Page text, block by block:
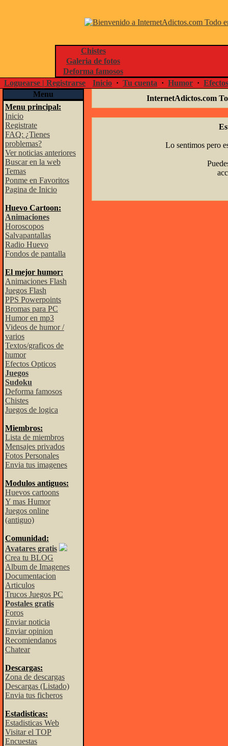
Chistes
Galeria de fotos
Deforma famosos
Loguearse | Registrarse
Inicio · Tu cuenta · Humor ·
Menu
Menu principal:
Inicio
Registrate
FAQ: ¿Tienes
problemas?
Ver noticias anteriores
Buscar en la web
Temas
Ponme en Favoritos
Pagina de Inicio
Huevo Cartoon:
Animaciones
Horoscopos
Salvapantallas
Radio Huevo
Fondos de pantalla
El mejor humor:
Animaciones Flash
Juegos Flash
PPS Powerpoints
Bromas para PC
Humor en mp3
Videos de humor /
varios
Textos/graficos de
humor
Efectos Opticos
Juegos
Sudoku
Deforma famosos
Chistes
Juegos de logica
Miembros:
Lista de miembros
Mensajes privados
Fotos Personales
Envia tus imagenes
Modulos antiguos:
Huevos cartoons
Y mas Humor
Juegos online
(antiguo)
Comunidad:
Avatares gratis
Crea tu BLOG
Album de Imagenes
Documentacion
Articulos
Trucos Juegos PC
Postales gratis
Foros
Enviar noticia
Enviar opinion
Recomiendanos
Chatear
Descargas:
Zona de descargas
Descargas (Listado)
Envia tus ficheros
Estadisticas:
Estadisticas Web
Visitar el TOP
Encuestas
InternetAdictos.com
Lo sentimos pero